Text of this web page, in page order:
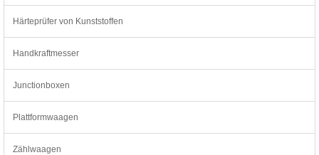
Härteprüfer von Kunststoffen
Handkraftmesser
Junctionboxen
Plattformwaagen
Zählwaagen